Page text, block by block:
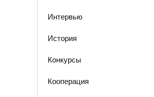
Интервью
История
Конкурсы
Кооперация